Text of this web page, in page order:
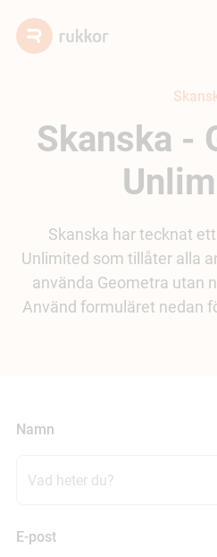
Skanska -
Skanska har tecknat
Unlimited som tillåter alla
använda Geometra utan
Använd formuläret nedan
Namn
E-post